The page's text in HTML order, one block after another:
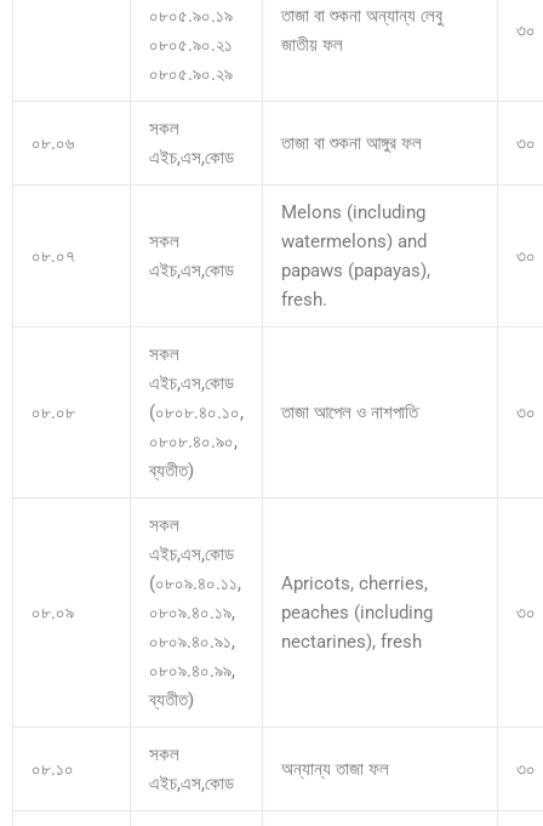
০৮০৫.৯০.১৯
০৮০৫.৯০.২১
০৮০৫.৯০.২৯
তাজা বা শুকনা অন্যান্য লেবু
জাতীয় ফল
৩০
০৮.০৬
সকল
এইচ,এস,কোড
তাজা বা শুকনা আঙ্গুর ফল ৩০
০৮.০৭
সকল
এইচ,এস,কোড
Melons (including
watermelons) and
papaws (papayas),
fresh.
৩০
০৮.০৮
সকল
এইচ,এস,কোড
(০৮০৮.৪০.১০,
০৮০৮.৪০.৯০,
ব্যতীত)
তাজা আপেল ও নাশপাতি ৩০
০৮.০৯
সকল
এইচ,এস,কোড
(০৮০৯.৪০.১১,
০৮০৯.৪০.১৯,
০৮০৯.৪০.৯১,
০৮০৯.৪০.৯৯,
ব্যতীত)
Apricots, cherries,
peaches (including
nectarines), fresh
৩০
০৮.১০
সকল
এইচ,এস,কোড
অন্যান্য তাজা ফল ৩০